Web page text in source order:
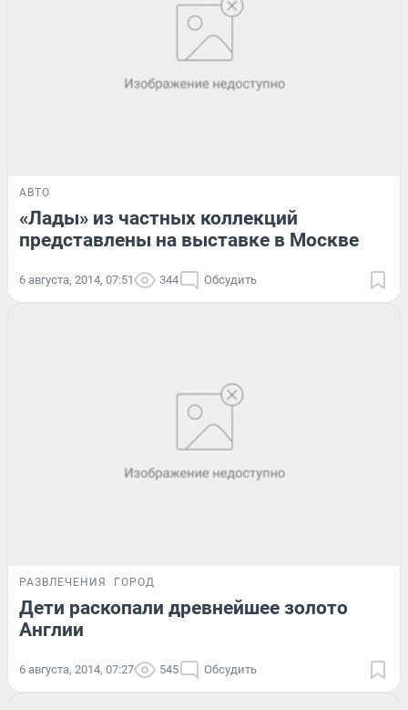
АВТО
«Лады» из частных коллекций
представлены на выставке в Москве
6 августа, 2014, 07:51 344 Обсудить
РАЗВЛЕЧЕНИЯ ГОРОД
Дети раскопали древнейшее золото
Англии
6 августа, 2014, 07:27 545 Обсудить